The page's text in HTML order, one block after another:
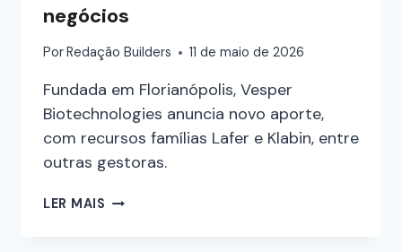
negócios
Por Redação Builders 11 de maio de 2026
Fundada em Florianópolis, Vesper
Biotechnologies anuncia novo aporte,
com recursos famílias Lafer e Klabin, entre
outras gestoras.
LER MAIS